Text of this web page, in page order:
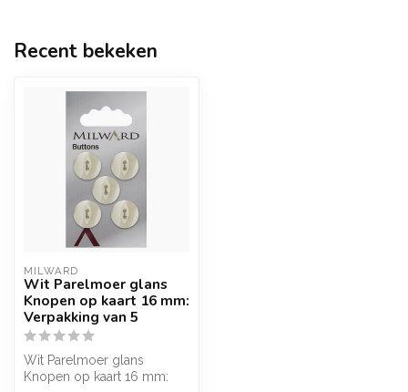
Recent bekeken
MILWARD
Wit Parelmoer glans
Knopen op kaart 16 mm:
Verpakking van 5
Wit Parelmoer glans
Knopen op kaart 16 mm: